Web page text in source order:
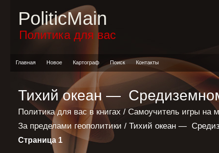
PoliticMain
Политика для вас
Главная Новое Картограф Поиск Контакты
Тихий океан —
Политика для вас в книгах / Самоучитель игры на
За пределами геополитики / Тихий океан —
Страница 1